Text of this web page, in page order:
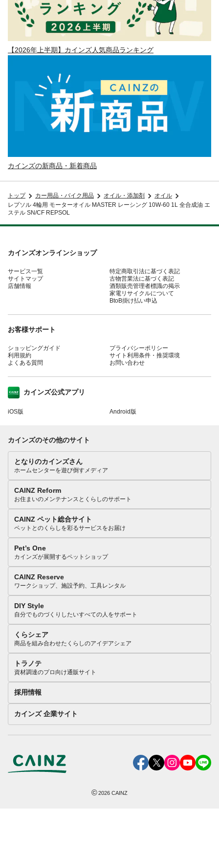
【2026年上半期】カインズ人気商品ランキング
カインズの新商品・新着商品
トップ カー用品・バイク用品 オイル・添加剤
オイル
レプソル 4輪用 モーターオイル MASTER レーシング 10W-60 1L 全合成油 エ
ステル SN/CF REPSOL
カインズオンラインショップ
サービス一覧
サイトマップ
店舗情報
特定商取引法に基づく表記
古物営業法に基づく表記
酒類販売管理者標識の掲示
家電リサイクルについて
BtoB掛け払い申込
お客様サポート
ショッピングガイド
利用規約
よくある質問
プライバシーポリシー
サイト利用条件・推奨環境
お問い合わせ
カインズ公式アプリ
iOS版 Android版
カインズのその他のサイト
となりのカインズさん
ホームセンターを遊び倒すメディア
CAINZ Reform
お住まいのメンテナンスとくらしのサポート
CAINZ ペット総合サイト
ペットとのくらしを彩るサービスをお届け
Pet’s One
カインズが展開するペットショップ
CAINZ Reserve
ワークショップ、施設予約、工具レンタル
DIY Style
自分でものづくりしたいすべての人をサポート
くらシェア
商品を組み合わせたくらしのアイデアシェア
トラノテ
資材調達のプロ向け通販サイト
採用情報
カインズ 企業サイト
©2026 CAINZ